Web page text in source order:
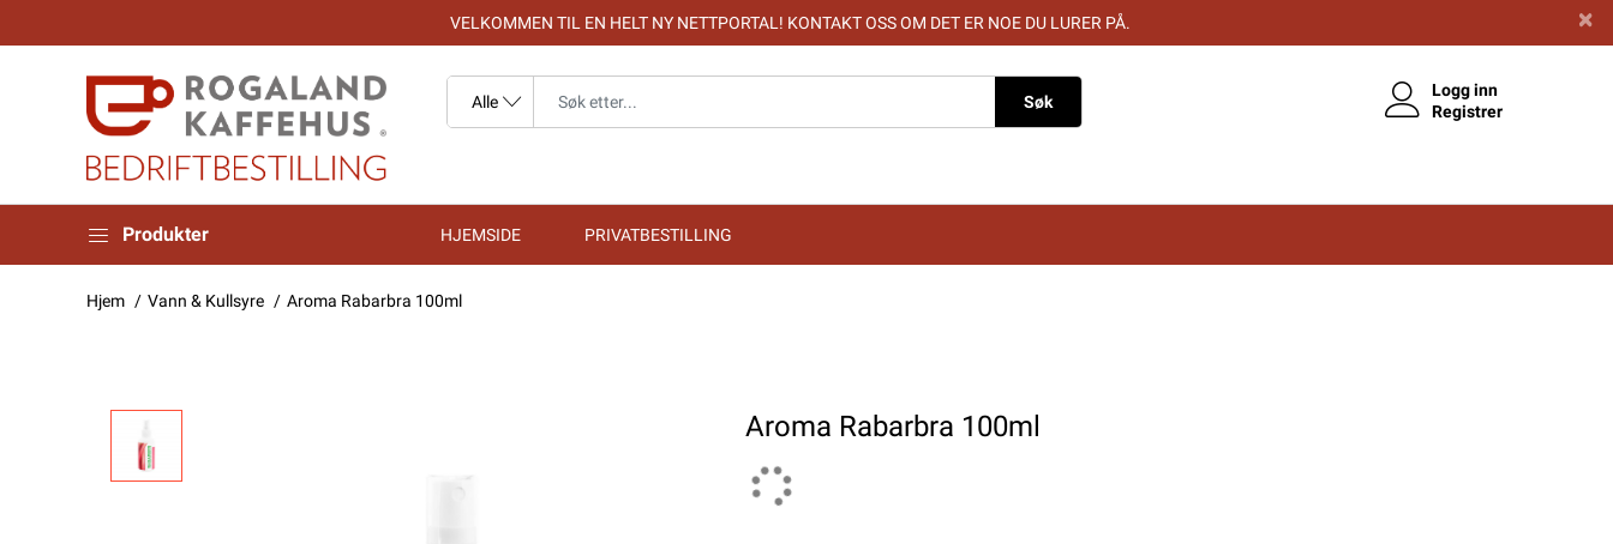
VELKOMMEN TIL EN HELT NY NETTPORTAL! KONTAKT OSS OM DET ER NOE DU LURER PÅ.
Søk
Logg inn
Registrer
Produkter HJEMSIDE PRIVATBESTILLING
Hjem Vann & Kullsyre Aroma Rabarbra 100ml
Aroma Rabarbra 100ml